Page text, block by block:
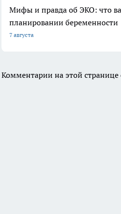
Мифы и правда об ЭКО: что
планировании беременности
7 августа
Комментарии на этой